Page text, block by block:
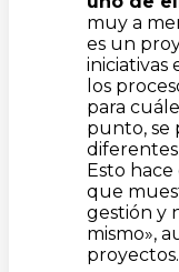
muy a
es un
iniciativas
los
para
punto, se
Esto
que
gestión y
mismo»,
proyectos.